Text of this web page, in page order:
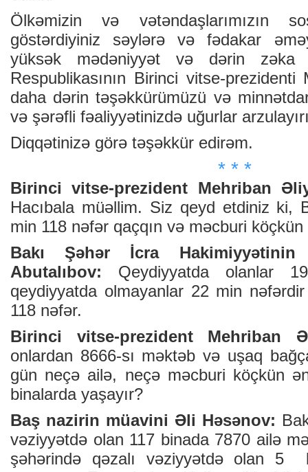
Ölkəmizin və vətəndaşlarımızın
göstərdiyiniz səylərə və fədakar
yüksək mədəniyyət və dərin zəka
Respublikasının Birinci vitse-prezidenti
daha dərin təşəkkürümüzü və
və şərəfli fəaliyyətinizdə uğurlar
Diqqətinizə görə təşəkkür edirəm.
* * *
Birinci vitse-prezident Mehriban
Hacıbala müəllim. Siz qeyd etdiniz ki,
min 118 nəfər qaçqın və məcburi köçkün
Bakı Şəhər İcra Hakimiyyətinin
Abutalıbov: Qeydiyyatda olanlar
qeydiyyatda olmayanlar 22 min
118 nəfər.
Birinci vitse-prezident Mehriban
onlardan 8666-sı məktəb və uşaq
gün neçə ailə, neçə məcburi köçkün
binalarda yaşayır?
Baş nazirin müavini Əli Həsənov:
vəziyyətdə olan 117 binada 7870 ailə
şəhərində qəzalı vəziyyətdə olan 5